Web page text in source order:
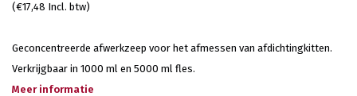
(€17,48 Incl. btw)
Geconcentreerde afwerkzeep voor het afmessen van afdichtingkitten.
Verkrijgbaar in 1000 ml en 5000 ml fles.
Meer informatie